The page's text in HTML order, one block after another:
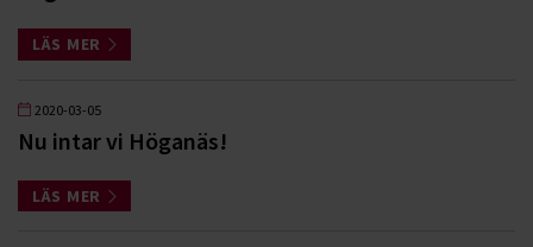
LÄS MER
2020-03-05
Nu intar vi Höganäs!
LÄS MER